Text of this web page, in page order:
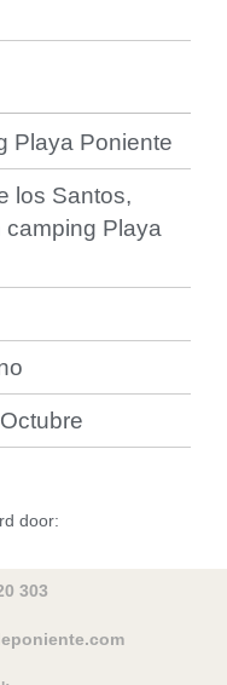
Playa Poniente
los Santos,
Playa
door:
303